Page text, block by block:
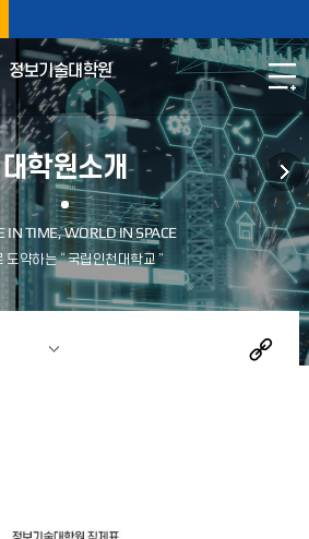
정보기술대학원
대학원소개